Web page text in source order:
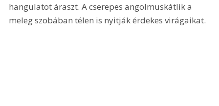
hangulatot áraszt. A cserepes angolmuskátlik a
meleg szobában télen is nyitják érdekes virágaikat.